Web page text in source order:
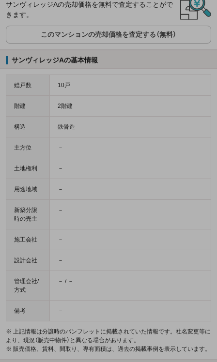
サンヴィレッジAの売却価格を無料で査定することがで
きます。
このマンションの売却価格を査定する（無料）
サンヴィレッジAの基本情報
総戸数 10戸
階建 2階建
構造 鉄骨造
主方位 －
土地権利 －
用途地域 －
新築分譲
時の売主
－
施工会社 －
設計会社 －
管理会社/
方式
－ / －
備考 －
※ 上記情報は分譲時のパンフレットに掲載されていた情報です。社名変更等に
より、現況（販売中物件）と異なる場合があります。
※ 販売価格、賃料、間取り、専有面積は、過去の掲載事例を表示しています。